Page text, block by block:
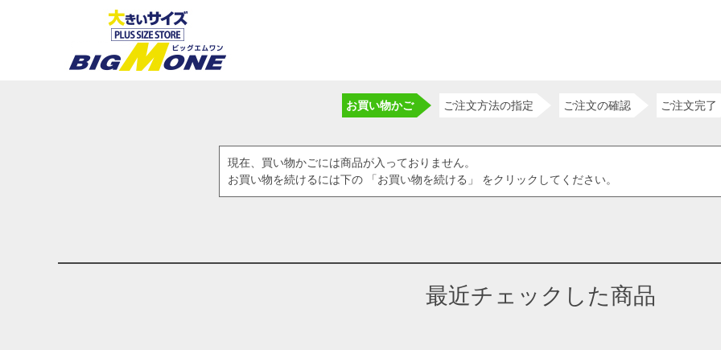
お買い物かご ご注文方法の指定 ご注文の確認 ご注文完了
現在、買い物かごには商品が入っておりません。
お買い物を続けるには下の 「お買い物を続ける」 をクリックしてください。
最近チェックした商品